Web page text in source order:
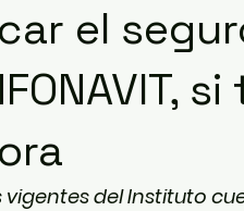
el
del Instituto